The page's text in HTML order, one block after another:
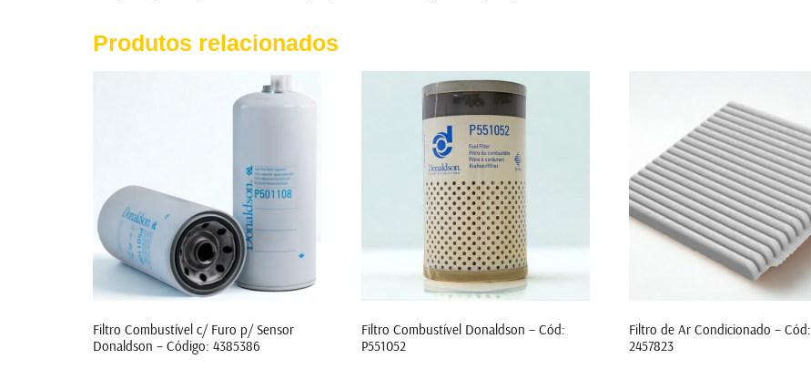
Produtos relacionados
Filtro Combustível c/ Furo p/ Sensor
Donaldson – Código: 4385386
Filtro Combustível Donaldson – Cód:
P551052
Filtro de Ar Condicionado – Cód:
2457823